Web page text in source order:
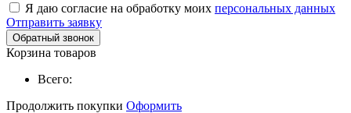
Я даю согласие на обработку моих персональных данных
Отправить заявку
Обратный звонок
Корзина товаров
Всего:
Продолжить покупки Оформить